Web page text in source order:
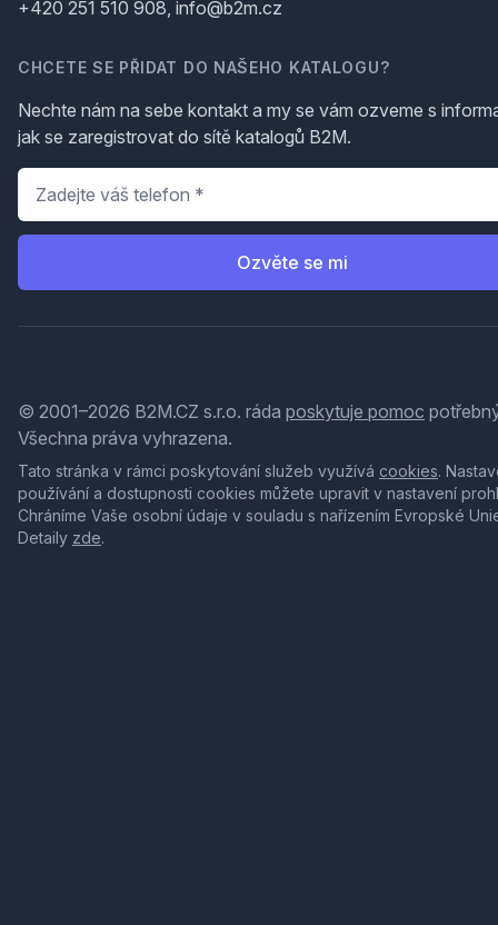
+420 251 510 908, info@b2m.cz
CHCETE SE PŘIDAT DO NAŠEHO KATALOGU?
Nechte nám na sebe kontakt a my se vám ozveme s
jak se zaregistrovat do sítě katalogů B2M.
Telefon
Ozvěte se mi
© 2001–2026 B2M.CZ s.r.o. ráda poskytuje pomoc
Všechna práva vyhrazena.
Tato stránka v rámci poskytování služeb využívá cookies.
používání a dostupnosti cookies můžete upravit v nastavení
Chráníme Vaše osobní údaje v souladu s nařízením Evropské
Detaily zde.